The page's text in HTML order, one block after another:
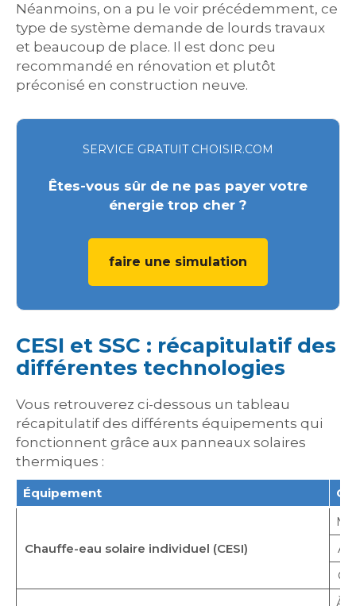
Néanmoins, on a pu le voir précédemment, ce
type de système demande de lourds travaux
et beaucoup de place. Il est donc peu
recommandé en rénovation et plutôt
préconisé en construction neuve.
SERVICE GRATUIT CHOISIR.COM
Êtes-vous sûr de ne pas payer votre
énergie trop cher ?
faire une simulation
CESI et SSC : récapitulatif des
différentes technologies
Vous retrouverez ci-dessous un tableau
récapitulatif des différents équipements qui
fonctionnent grâce aux panneaux solaires
thermiques :
Équipement
Chauffe-eau solaire individuel (CESI)
À
À